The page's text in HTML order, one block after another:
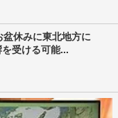
盆休みに東北地方に
受ける可能...